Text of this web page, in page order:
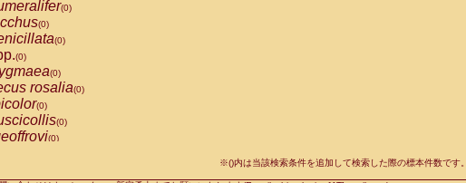
spp.
albigena
anubis
cynocephalus
hamadryas
papio
spp.(0)
leucophaeus
sphinx
arctoides(0)
(0)
(0)
(0)
(0)
(0)
rosalia(0)
(0)
(0)
(0)
※()内は当該検索条件を追加して検索した際の標本件数です。